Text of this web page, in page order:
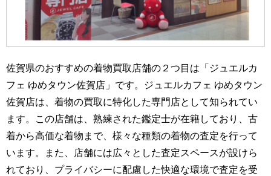
佐賀県のおすすめの着物買取店舗の２つ目は「ジュエルカ
フェ ゆめタウン佐賀店」です。ジュエルカフェ ゆめタウン
佐賀店は、着物の買取に特化した専門店として知られてい
ます。この店舗は、熟練された鑑定士が在籍しており、古
着から高価な着物まで、様々な種類の着物の査定を行って
います。また、店舗には広々とした査定スペースが設けら
れており、プライバシーに配慮した快適な環境で査定を受